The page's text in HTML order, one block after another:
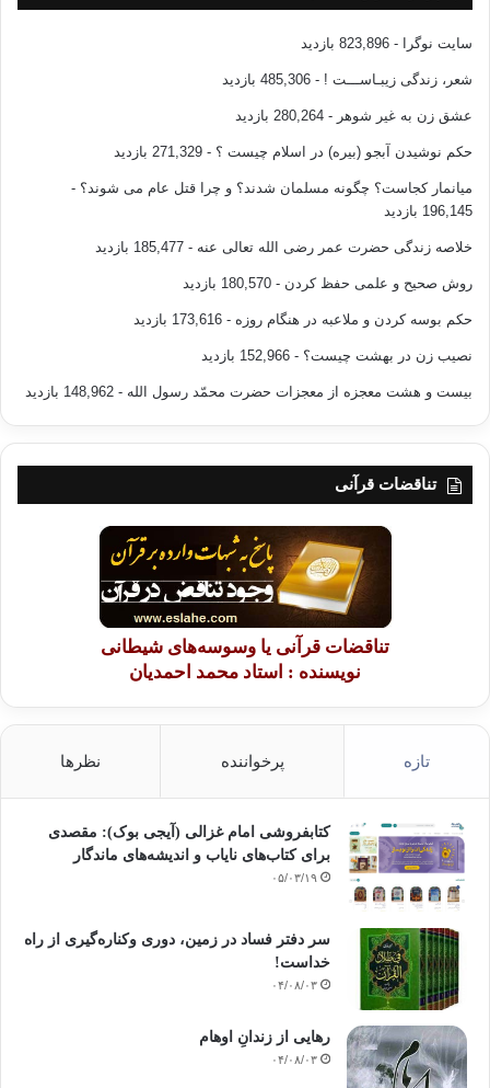
سایت نوگرا - 823,896 بازدید
شعر، زندگی زیبـاســـت ! - 485,306 بازدید
عشق زن به غیر شوهر - 280,264 بازدید
حکم نوشیدن آبجو (بیره) در اسلام چیست ؟ - 271,329 بازدید
میانمار کجاست؟ چگونه مسلمان شدند؟ و چرا قتل عام می شوند؟ -
196,145 بازدید
خلاصه زندگی حضرت عمر رضی الله تعالی عنه - 185,477 بازدید
روش صحیح و علمی حفظ کردن - 180,570 بازدید
حکم بوسه کردن و ملاعبه در هنگام روزه - 173,616 بازدید
نصیب زن در بهشت چیست؟ - 152,966 بازدید
بیست و هشت معجزه از معجزات حضرت محمّد رسول الله - 148,962 بازدید
تناقضات قرآنی
تناقضات قرآنی یا وسوسه‌های شیطانی
نویسنده : استاد محمد احمدیان
تازه پرخواننده نظرها
کتابفروشی امام غزالی (آیجی بوک): مقصدی
برای کتاب‌های نایاب و اندیشه‌های ماندگار
۰۵/۰۳/۱۹
سر دفتر فساد در زمین‌، دوری وکناره‌گیری از راه
خداست‌!
۰۴/۰۸/۰۳
رهایی از زندانِ اوهام
۰۴/۰۸/۰۳